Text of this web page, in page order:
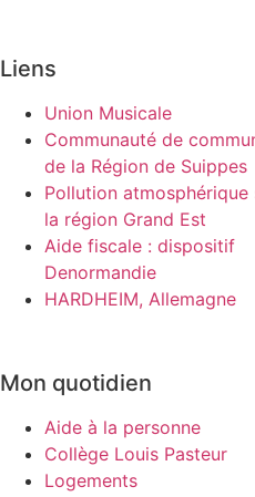
Liens
Union Musicale
Communauté de
de la Région de Suippes
Pollution atmosphérique
la région Grand Est
Aide fiscale : dispositif
Denormandie
HARDHEIM, Allemagne
Mon quotidien
Aide à la personne
Collège Louis Pasteur
Logements